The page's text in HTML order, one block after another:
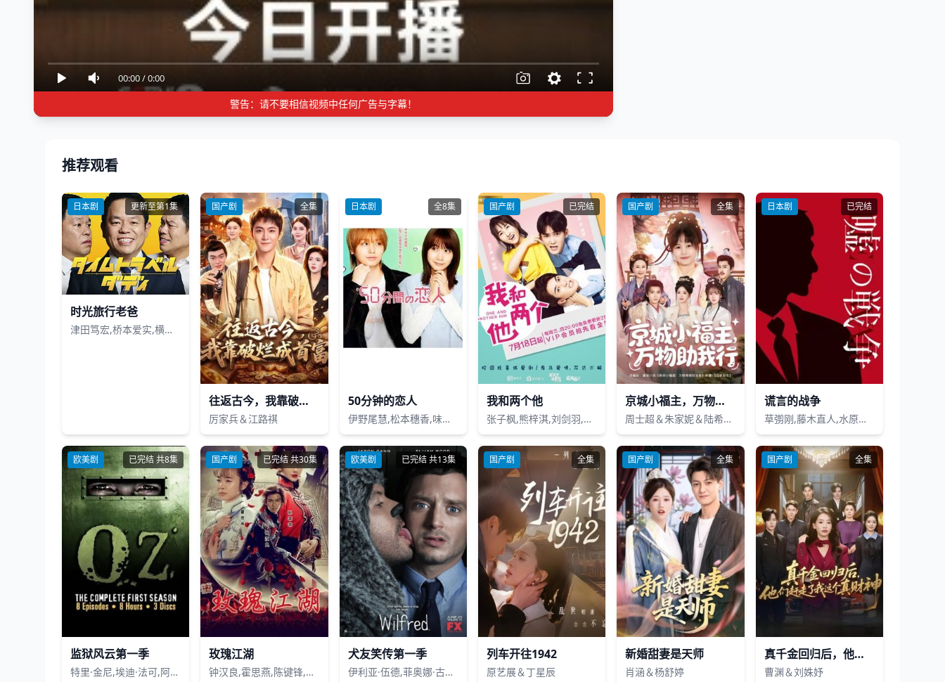
00:00/0:00
警告：请不要相信视频中任何广告与字幕！
推荐观看
日本剧 更新至第1集
时光旅行老爸
津田笃宏,桥本爱实,横沟菜帆
国产剧 全集
往返古今，我靠破烂成首富
厉家兵＆江路祺
日本剧 全8集
50分钟的恋人
伊野尾慧,松本穗香,味方良介,秋元真夏,黑田光辉
国产剧 已完结
我和两个他
张子枫,熊梓淇,刘剑羽,刘奕畅
国产剧 全集
京城小福主，万物助我行
周士超＆朱家妮＆陆希娅＆欧元杰
日本剧 已完结
谎言的战争
草彅刚,藤木直人,水原希子,菊池风磨,姜畅雄,大杉涟,山本美月,安田显
欧美剧 已完结 共8集
监狱风云第一季
特里·金尼,埃迪·法可,阿德沃尔·阿吉纽依-艾格拜吉,李·特格森,柯克·埃斯沃多
国产剧 已完结 共30集
玫瑰江湖
钟汉良,霍思燕,陈键锋,孙菲菲,何晟铭
欧美剧 已完结 共13集
犬友笑传第一季
伊利亚·伍德,菲奥娜·古贝尔曼,杰森 江恩
国产剧 全集
列车开往1942
原艺展＆丁星辰
国产剧 全集
新婚甜妻是天师
肖涵＆杨舒婷
国产剧 全集
真千金回归后，他们赶走了我这个真财神
曹渊＆刘姝妤